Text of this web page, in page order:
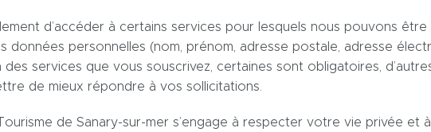
d’accéder à certains services pour lesquels nous pouvons être
données personnelles (nom, prénom, adresse postale, adresse
services que vous souscrivez, certaines sont obligatoires,
de mieux répondre à vos sollicitations.
de Sanary-sur-mer s’engage à respecter votre vie privée et